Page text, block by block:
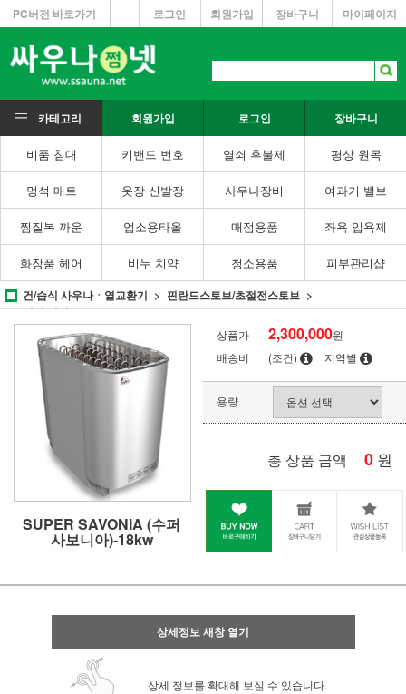
PC버전 바로가기 마이페이지
장바구니
회원가입
로그인
카테고리 회원가입 로그인 장바구니
비품 침대 키밴드 번호 열쇠 후불제 평상 원목
멍석 매트 옷장 신발장 사우나장비 여과기 밸브
찜질복 까운 업소용타올 매점용품 좌욕 입욕제
화장품 헤어 비누 치약 청소용품 피부관리샵
건/습식 사우나ㆍ열교환기
핀란드스토브/초절전스토브
건식 핀란드스토브
SUPER SAVONIA (수퍼
사보니아)-18kw
상품가 2,300,000원
배송비
(조건) 지역별
용량
총 상품 금액 0 원
상세정보 새창 열기
상세 정보를 확대해 보실 수 있습니다.